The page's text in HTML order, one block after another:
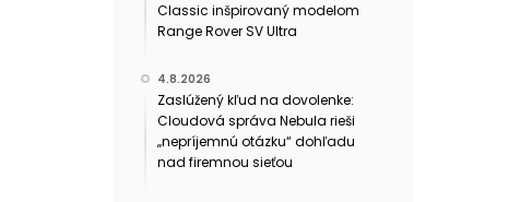
Classic inšpirovaný modelom
Range Rover SV Ultra
4.8.2026
Zaslúžený kľud na dovolenke:
Cloudová správa Nebula rieši
„nepríjemnú otázku“ dohľadu
nad firemnou sieťou